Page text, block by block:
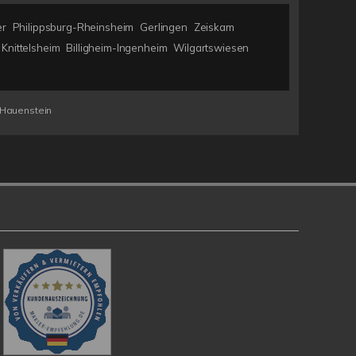
Philippsburg-Rheinsheim Gerlingen
Zeiskam
Knittelsheim Billigheim-Ingenheim Wilgartswiesen